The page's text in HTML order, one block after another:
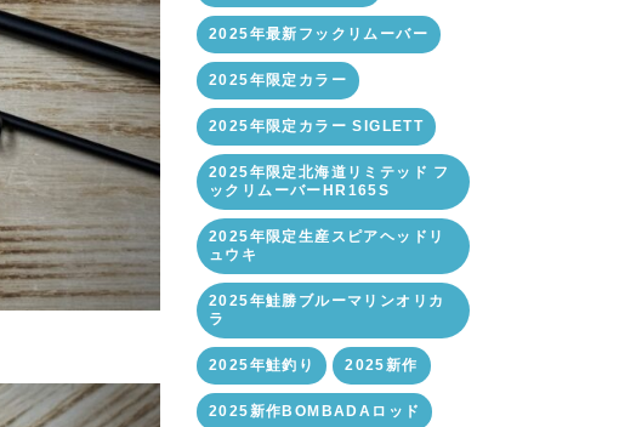
2025年最新フックリムーバー
2025年限定カラー
2025年限定カラー SIGLETT
2025年限定北海道リミテッド フ
ックリムーバーHR165S
2025年限定生産スピアヘッドリ
ュウキ
2025年鮭勝ブルーマリンオリカ
ラ
2025年鮭釣り 2025新作
2025新作BOMBADAロッド